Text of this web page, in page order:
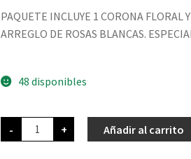
PAQUETE INCLUYE 1 CORONA FLORAL
ARREGLO DE ROSAS BLANCAS.
48 disponibles
- + Añadir al carrito